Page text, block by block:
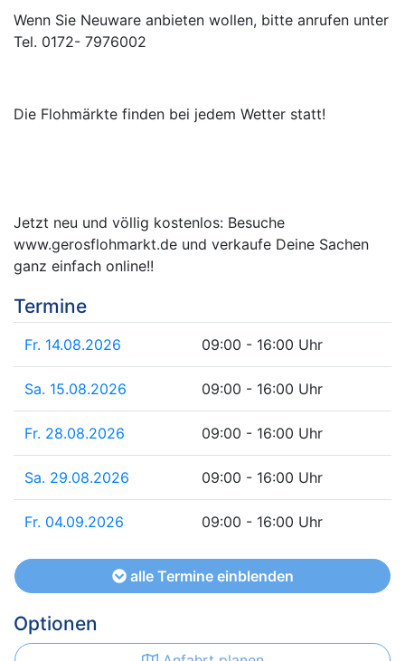
Wenn Sie Neuware anbieten wollen, bitte anrufen unter
Tel. 0172- 7976002
Die Flohmärkte finden bei jedem Wetter statt!
Jetzt neu und völlig kostenlos: Besuche
www.gerosflohmarkt.de und verkaufe Deine Sachen
ganz einfach online!!
Termine
Fr. 14.08.2026 09:00 - 16:00 Uhr
Sa. 15.08.2026 09:00 - 16:00 Uhr
Fr. 28.08.2026 09:00 - 16:00 Uhr
Sa. 29.08.2026 09:00 - 16:00 Uhr
Fr. 04.09.2026 09:00 - 16:00 Uhr
alle Termine einblenden
Optionen